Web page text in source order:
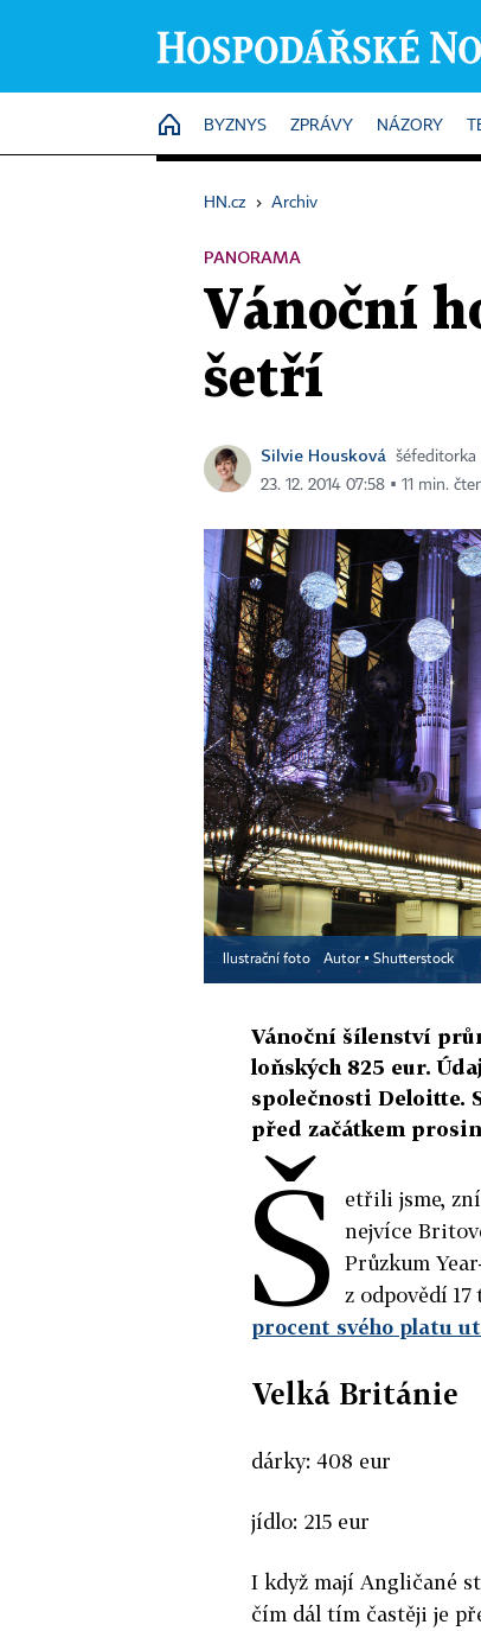
HOME
BYZNYS ZPRÁVY NÁZORY
HN.cz › Archiv
PANORAMA
Vánoční
šetří
Silvie Housková
šéfeditorka
23. 12. 2014 07:58 ▪ 11 min.
Ilustrační foto Autor ▪ Shutterstock
Vánoční šílenství
loňských 825 eur.
společnosti Deloitte.
před začátkem
Š
etřili jsme,
nejvíce
Průzkum
z odpovědí
procent svého platu
Velká Británie
dárky: 408 eur
jídlo: 215 eur
I když mají Angličané
čím dál tím častěji je